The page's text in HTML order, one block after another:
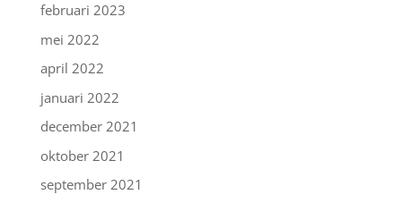
februari 2023
mei 2022
april 2022
januari 2022
december 2021
oktober 2021
september 2021